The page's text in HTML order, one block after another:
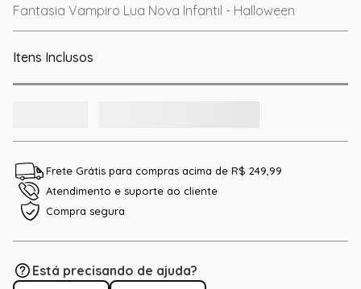
Fantasia Vampiro Lua Nova Infantil - Halloween
Itens Inclusos
Frete Grátis para compras acima de R$ 249,99
Atendimento e suporte ao cliente
Compra segura
Está precisando de ajuda?